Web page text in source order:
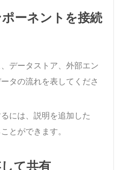
ーネントを接続
データストア、外部エン
タの流れを表してくださ
には、説明を追加した
とができます。
て共有